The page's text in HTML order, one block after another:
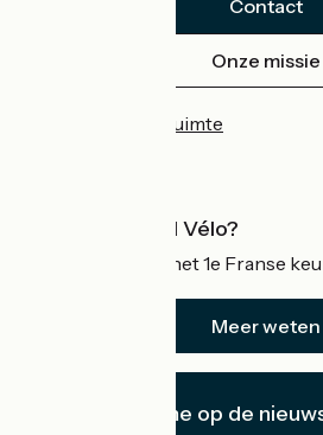
Contact
Onze missie
Professionele ruimte
Wat is Accueil Vélo?
Accueil Vélo is het 1e Franse
Meer weten
Ik abonneer me op de